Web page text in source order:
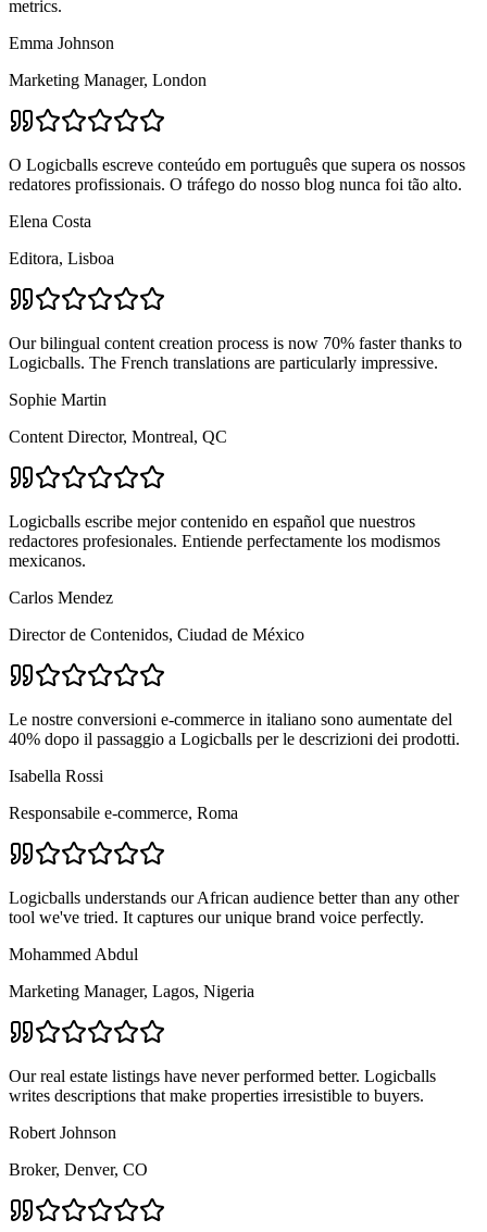
metrics.
Emma Johnson
Marketing Manager, London
O Logicballs escreve conteúdo em português que supera os nossos
redatores profissionais. O tráfego do nosso blog nunca foi tão alto.
Elena Costa
Editora, Lisboa
Our bilingual content creation process is now 70% faster thanks to
Logicballs. The French translations are particularly impressive.
Sophie Martin
Content Director, Montreal, QC
Logicballs escribe mejor contenido en español que nuestros
redactores profesionales. Entiende perfectamente los modismos
mexicanos.
Carlos Mendez
Director de Contenidos, Ciudad de México
Le nostre conversioni e-commerce in italiano sono aumentate del
40% dopo il passaggio a Logicballs per le descrizioni dei prodotti.
Isabella Rossi
Responsabile e-commerce, Roma
Logicballs understands our African audience better than any other
tool we've tried. It captures our unique brand voice perfectly.
Mohammed Abdul
Marketing Manager, Lagos, Nigeria
Our real estate listings have never performed better. Logicballs
writes descriptions that make properties irresistible to buyers.
Robert Johnson
Broker, Denver, CO